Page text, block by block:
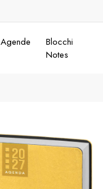
Agende
Blocchi
Notes